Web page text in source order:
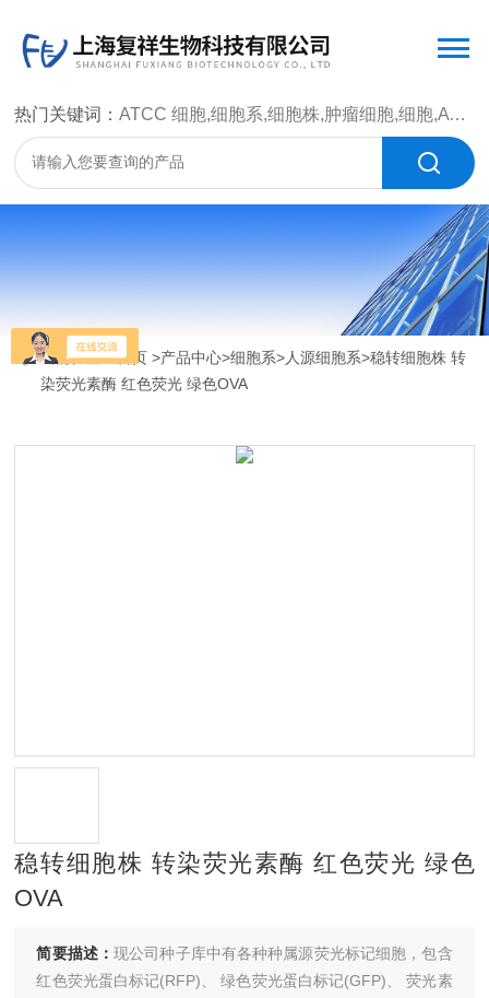
热门关键词：ATCC 细胞,细胞系,细胞株,肿瘤细胞,细胞,ATCC 菌种，CMCC 菌种，标准菌株，质控菌种，微生物菌种，菌株，菌种
当前位置：首页>产品中心>细胞系>人源细胞系>稳转细胞株 转
染荧光素酶 红色荧光 绿色OVA
稳转细胞株 转染荧光素酶 红色荧光 绿色
OVA
简要描述：现公司种子库中有各种种属源荧光标记细胞，包含
红色荧光蛋白标记(RFP)、 绿色荧光蛋白标记(GFP)、 荧光素